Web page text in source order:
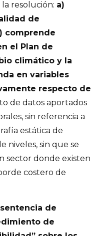
resolución: a)
de
comprende
el Plan de
climático y la
en variables
respecto de
de datos aportados
sin referencia a
estática de
niveles, sin que se
sector donde existen
costero de
de
de